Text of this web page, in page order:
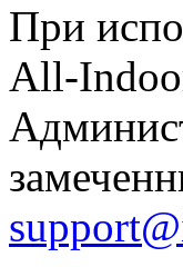
При
All-